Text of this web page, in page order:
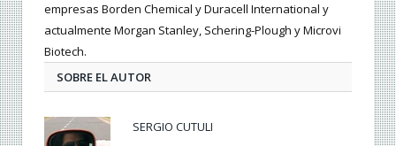
empresas Borden Chemical y Duracell International y
actualmente Morgan Stanley, Schering-Plough y Microvi
Biotech.
SOBRE EL AUTOR
SERGIO CUTULI